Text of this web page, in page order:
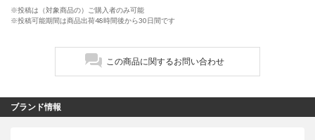
※投稿は（対象商品の）ご購入者のみ可能
※投稿可能期間は商品出荷48時間後から30日間です
この商品に関するお問い合わせ
ブランド情報